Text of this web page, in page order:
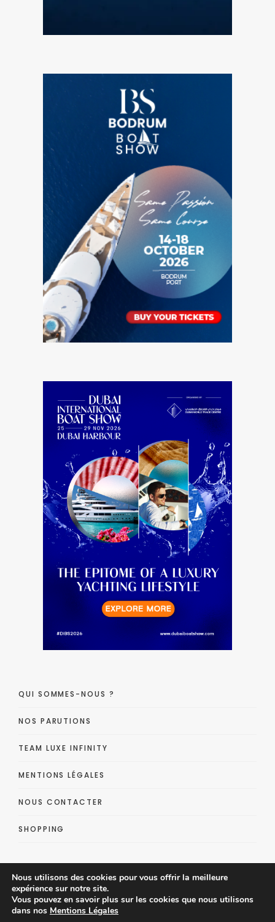
QUI SOMMES-NOUS ?
NOS PARUTIONS
TEAM LUXE INFINITY
MENTIONS LÉGALES
NOUS CONTACTER
SHOPPING
Nous utilisons des cookies pour vous offrir la meilleure
expérience sur notre site.
Vous pouvez en savoir plus sur les cookies que nous utilisons
dans nos Mentions Légales